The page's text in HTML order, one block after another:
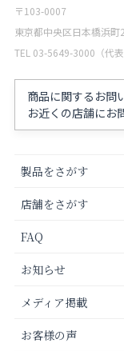
〒103-0007
東京都中央区日本橋浜
TEL 03-5649-3000（代
商品に関するお問
お近くの店舗にお
製品をさがす
店舗をさがす
FAQ
お知らせ
メディア掲載
お客様の声